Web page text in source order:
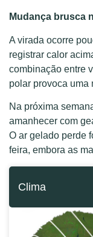
Mudança brusca
A virada ocorre
registrar calor
combinação entre
polar provoca uma
Na próxima
amanhecer com
O ar gelado perde
feira, embora as
Clima